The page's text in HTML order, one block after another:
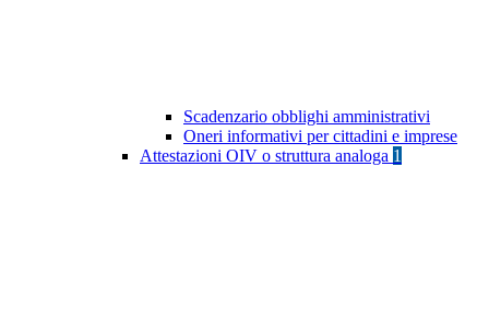
Scadenzario obblighi amministrativi
Oneri informativi per cittadini e imprese
Attestazioni OIV o struttura analoga 1